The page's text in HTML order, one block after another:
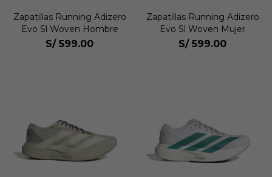
Zapatillas Running Adizero
Evo Sl Woven Hombre
S/ 599.00
Zapatillas Running Adizero
Evo Sl Woven Mujer
S/ 599.00